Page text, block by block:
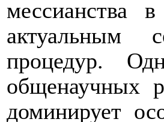
мессианства
актуальным
процедур.
общенаучных
доминирует